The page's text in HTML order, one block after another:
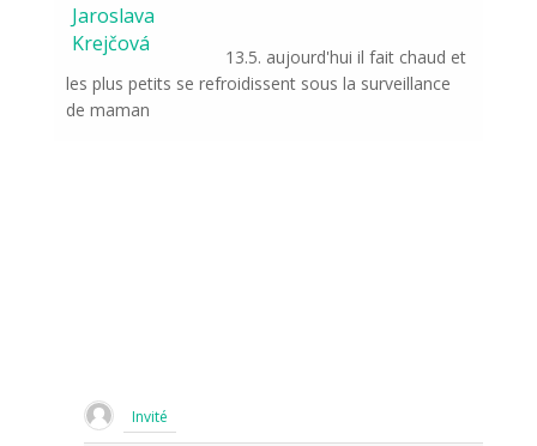
Jaroslava
Krejčová
13.5. aujourd'hui il fait chaud et
les plus petits se refroidissent sous la surveillance
de maman
Invité